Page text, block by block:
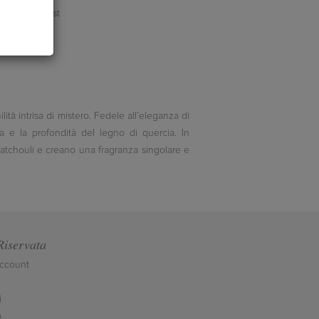
intrisa di mistero. Fedele all’eleganza di
e la profondità del legno di quercia. In
e creano una fragranza singolare e